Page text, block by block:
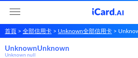
首頁 全部信用卡 Unknown全部信用卡
UnknownUnknown
UnknownUnknown
Unknown null